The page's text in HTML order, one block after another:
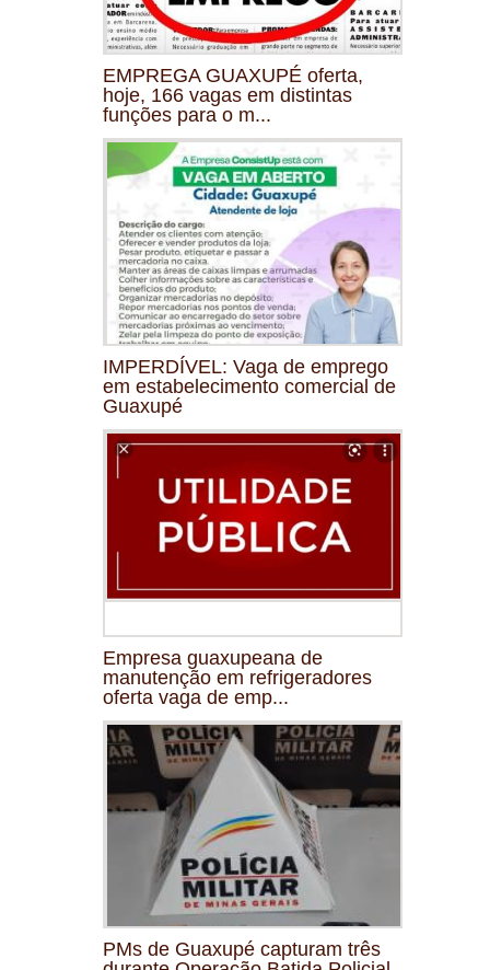
EMPREGA GUAXUPÉ oferta,
hoje, 166 vagas em distintas
funções para o m...
IMPERDÍVEL: Vaga de emprego
em estabelecimento comercial de
Guaxupé
Empresa guaxupeana de
manutenção em refrigeradores
oferta vaga de emp...
PMs de Guaxupé capturam três